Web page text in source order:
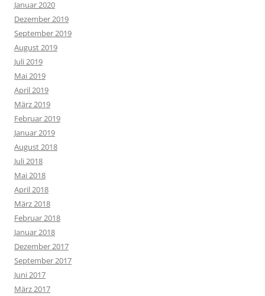
Januar 2020
Dezember 2019
September 2019
August 2019
Juli 2019
Mai 2019
April 2019
März 2019
Februar 2019
Januar 2019
August 2018
Juli 2018
Mai 2018
April 2018
März 2018
Februar 2018
Januar 2018
Dezember 2017
September 2017
Juni 2017
März 2017